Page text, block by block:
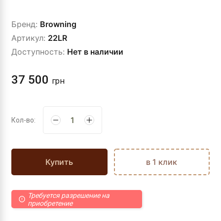
Бренд: Browning
Артикул: 22LR
Доступность: Нет в наличии
37 500 грн
Кол-во:
Купить в 1 клик
Требуется разрешение на
приобретение